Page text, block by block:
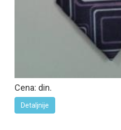
Cena: din.
Detaljnije